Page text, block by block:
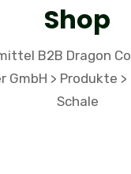
Shop
B2B Dragon
GmbH > Produkte >
Schale